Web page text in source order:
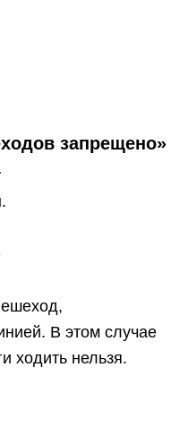
запрещено»
В этом случае
ходить нельзя.